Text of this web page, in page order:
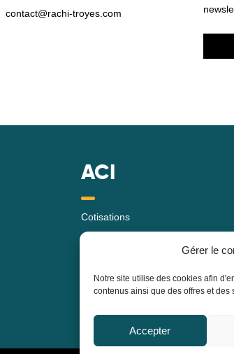
Gérer le
Notre site utilise des cookies afin
contenus ainsi que des offres et des
Accepter
contact@rachi-troyes.com
ACI
Cotisations